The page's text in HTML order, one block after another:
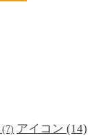
(7) アイコン (14)